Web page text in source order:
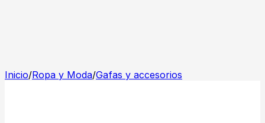
Inicio/Ropa y Moda/Gafas y accesorios